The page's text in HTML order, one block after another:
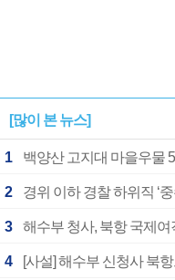
[많이 본 뉴스]
1 백양산 고지대 마을우물
2 경위 이하 경찰 하위직 ‘
3 해수부 청사, 북항 국제
4 [사설] 해수부 신청사 북